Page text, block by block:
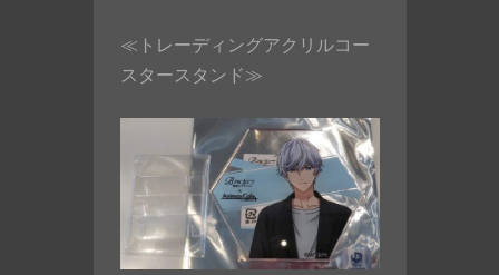
≪トレーディングアクリルコー
スタースタンド≫